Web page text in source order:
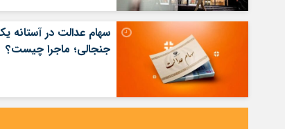
سهام عدالت در آستانه
جنجالی؛ ماجرا چیست؟